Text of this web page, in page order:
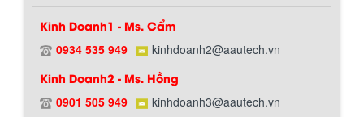
Kinh Doanh1 - Ms. Cẩm
0934 535 949 kinhdoanh2@aautech.vn
Kinh Doanh2 - Ms. Hồng
0901 505 949 kinhdoanh3@aautech.vn
Chính sách giao hàng